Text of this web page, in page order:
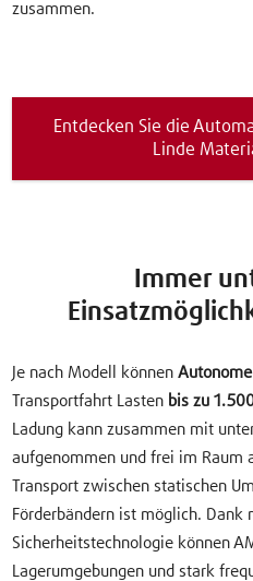
zusammen.
Entdecken Sie die
Linde
Immer
Je nach Modell können
Transportfahrt Lasten bis zu
Ladung kann zusammen mit
aufgenommen und frei im Raum
Transport zwischen statischen
Förderbändern ist möglich. Dank
Sicherheitstechnologie können
Lagerumgebungen und stark